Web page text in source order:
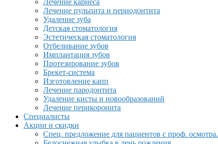
Лечение кариеса
Лечение пульпита и периодонтита
Удаление зуба
Детская стоматология
Эстетическая стоматология
Отбеливание зубов
Имплантация зубов
Протезирование зубов
Брекет-система
Изготовление капп
Лечение пародонтита
Удаление кисты и новообразований
Лечение перикоронита
Специалисты
Акции и скидки
Спец. предложение для пациентов с проф. осмотра.